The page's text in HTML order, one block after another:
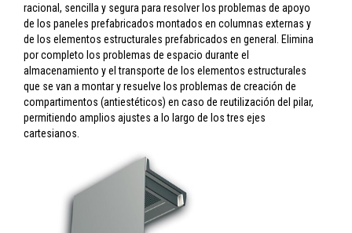
racional, sencilla y segura para resolver los problemas de apoyo
de los paneles prefabricados montados en columnas externas y
de los elementos estructurales prefabricados en general. Elimina
por completo los problemas de espacio durante el
almacenamiento y el transporte de los elementos estructurales
que se van a montar y resuelve los problemas de creación de
compartimentos (antiestéticos) en caso de reutilización del pilar,
permitiendo amplios ajustes a lo largo de los tres ejes
cartesianos.